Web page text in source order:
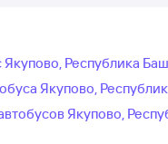
Якупово, Республика
Якупово,
Якупово,